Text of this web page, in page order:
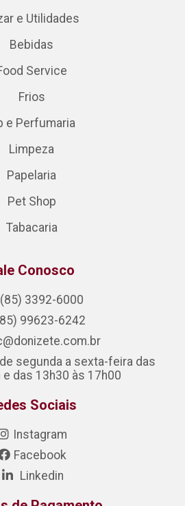
e Utilidades
Bebidas
Service
Frios
e Perfumaria
Limpeza
Papelaria
Pet Shop
Tabacaria
Conosco
(85) 3392-6000
99623-6242
segunda a sexta-feira das
e das 13h30 às 17h00
Sociais
Instagram
Facebook
Linkedin